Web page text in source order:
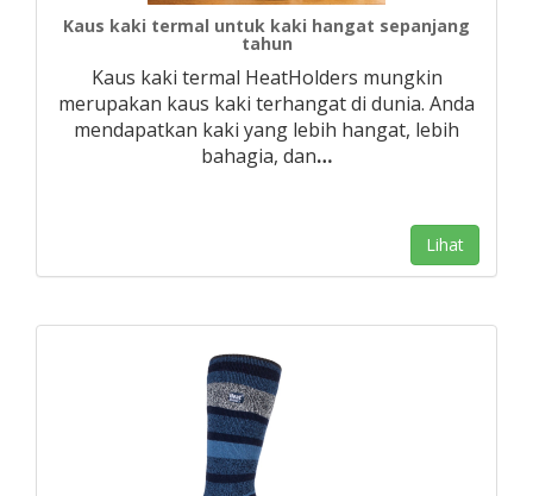
Kaus kaki termal untuk kaki hangat sepanjang
tahun
Kaus kaki termal HeatHolders mungkin
merupakan kaus kaki terhangat di dunia. Anda
mendapatkan kaki yang lebih hangat, lebih
bahagia, dan…
Lihat